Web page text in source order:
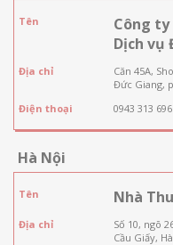
Tên
Công ty
Dịch vụ
Địa chỉ
Căn 45A,
Đức Giang,
Điện thoại
0943 313 696
Hà Nội
Tên Nhà
Địa chỉ
Số 10, ngõ
Cầu Giấy,